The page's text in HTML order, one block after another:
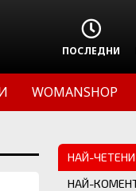
ПОСЛЕДНИ
WOMANSHOP
НАЙ-ЧЕТЕНИ
НАЙ-